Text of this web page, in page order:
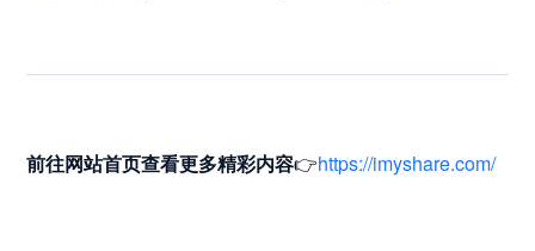
前往网站首页查看更多精彩内容👉https://imyshare.com/